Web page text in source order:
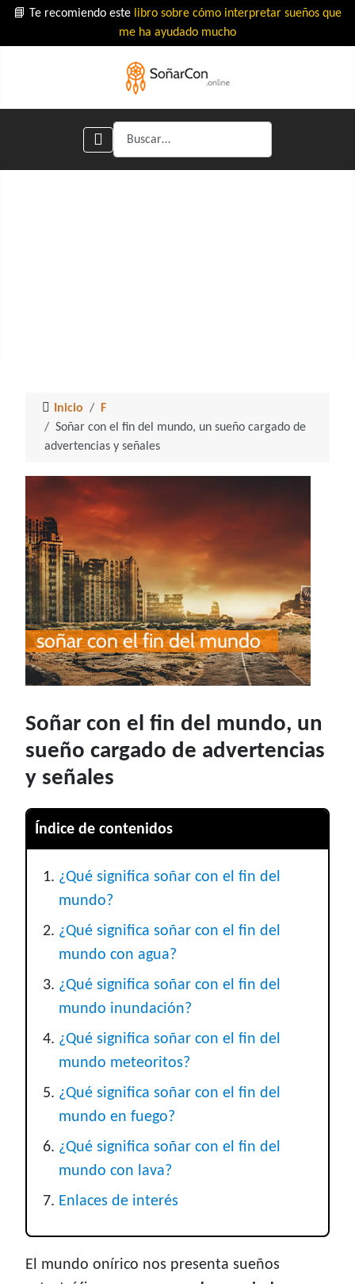
📘 Te recomiendo este libro sobre cómo interpretar sueños que
me ha ayudado mucho
Buscar
Inicio
F
Soñar con el fin del mundo, un sueño cargado de
advertencias y señales
Soñar con el fin del mundo, un
sueño cargado de advertencias
y señales
Índice de contenidos
¿Qué significa soñar con el fin del
mundo?
¿Qué significa soñar con el fin del
mundo con agua?
¿Qué significa soñar con el fin del
mundo inundación?
¿Qué significa soñar con el fin del
mundo meteoritos?
¿Qué significa soñar con el fin del
mundo en fuego?
¿Qué significa soñar con el fin del
mundo con lava?
Enlaces de interés
El mundo onírico nos presenta sueños